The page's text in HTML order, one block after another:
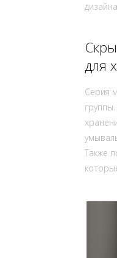
для
Серия
Также